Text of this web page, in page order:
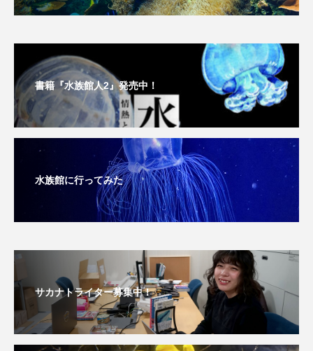
海きらら 海洋環境
海獣 海綿動物 海遊館
海鳥 液浸標本 淀川
深海生物 深海魚
渋川マリン水族館 渓流 湖 湿地
漁業 漁港 漫画 灯台
牡蠣 特徴
琵琶湖博物館 環境 環境保全
生きた化石 生態 生態系
書籍『水族館人2』発売中！
水族館に行ってみた
サカナトライター募集中！